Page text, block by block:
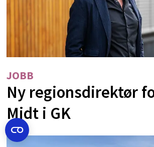
JOBB
Ny regionsdirektør
Midt i GK